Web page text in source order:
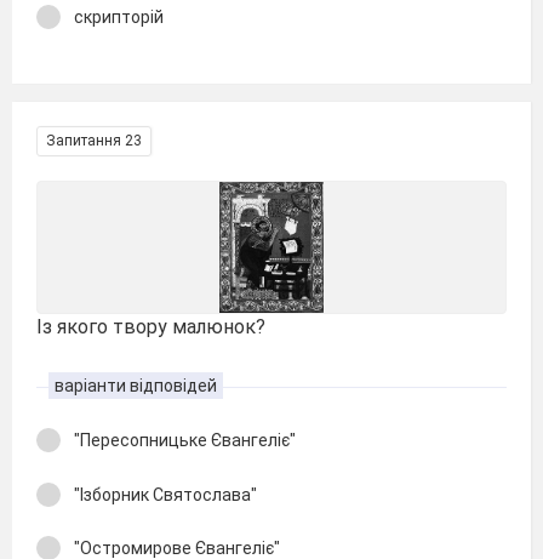
скрипторій
Запитання 23
Із якого твору малюнок?
варіанти відповідей
"Пересопницьке Євангеліє"
"Ізборник Святослава"
"Остромирове Євангеліє"